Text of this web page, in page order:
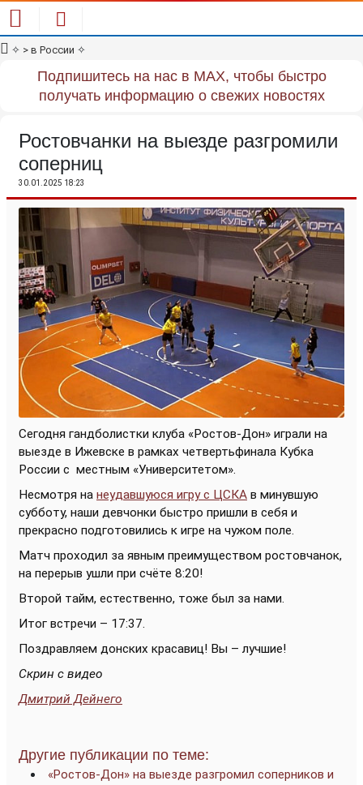
✧ > в России ✧
Подпишитесь на нас в MAX, чтобы быстро
получать информацию о свежих новостях
Ростовчанки на выезде разгромили
соперниц
30.01.2025 18:23
Сегодня гандболистки клуба «Ростов-Дон» играли на
выезде в Ижевске в рамках четвертьфинала Кубка
России с местным «Университетом».
Несмотря на неудавшуюся игру с ЦСКА в минувшую
субботу, наши девчонки быстро пришли в себя и
прекрасно подготовились к игре на чужом поле.
Матч проходил за явным преимуществом ростовчанок,
на перерыв ушли при счёте 8:20!
Второй тайм, естественно, тоже был за нами.
Итог встречи – 17:37.
Поздравляем донских красавиц! Вы – лучшие!
Скрин с видео
Дмитрий Дейнего
Другие публикации по теме:
«Ростов-Дон» на выезде разгромил соперников и